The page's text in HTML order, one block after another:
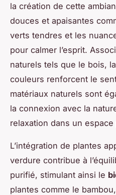
la création de cette
douces et apaisantes
verts tendres et les
pour calmer l’esprit.
naturels tels que le bois,
couleurs renforcent le
matériaux naturels sont
la connexion avec la
relaxation dans un
L’intégration de plantes
verdure contribue à
purifié, stimulant ainsi le
plantes comme le